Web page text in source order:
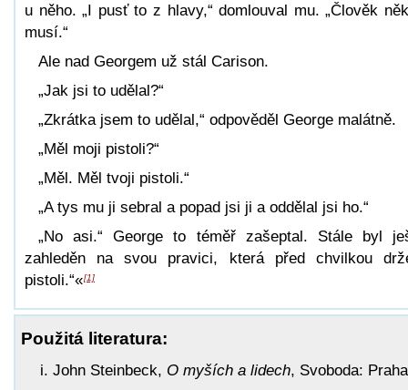
u něho. „I pusť to z hlavy,“ domlouval mu. „Člověk
musí.“
Ale nad Georgem už stál Carison.
„Jak jsi to udělal?“
„Zkrátka jsem to udělal,“ odpověděl George malátně.
„Měl moji pistoli?“
„Měl. Měl tvoji pistoli.“
„A tys mu ji sebral a popad jsi ji a oddělal jsi ho.“
„No asi.“ George to téměř zašeptal. Stále byl
zahleděn na svou pravici, která před chvilkou
pistoli.“«[1]
Použitá literatura:
John Steinbeck, O myších a lidech, Svoboda: